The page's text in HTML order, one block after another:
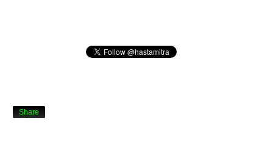
Share